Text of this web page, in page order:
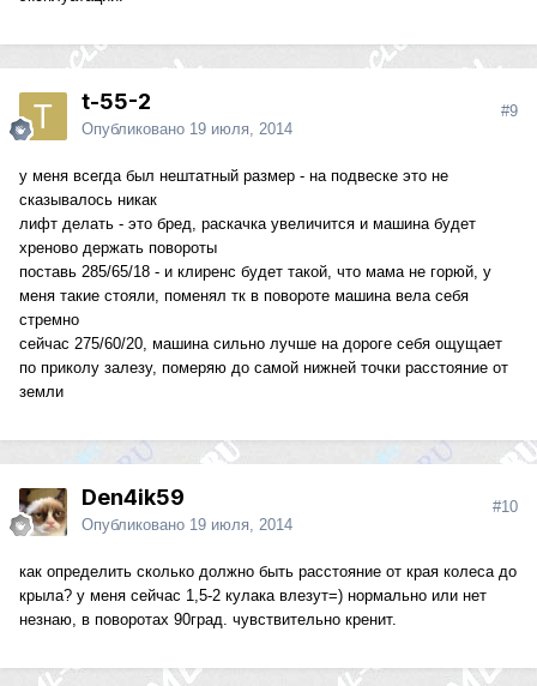
t-55-2
Опубликовано 19 июля, 2014
#9
у меня всегда был нештатный размер - на подвеске это не
сказывалось никак
лифт делать - это бред, раскачка увеличится и машина будет
хреново держать повороты
поставь 285/65/18 - и клиренс будет такой, что мама не горюй, у
меня такие стояли, поменял тк в повороте машина вела себя
стремно
сейчас 275/60/20, машина сильно лучше на дороге себя ощущает
по приколу залезу, померяю до самой нижней точки расстояние от
земли
Den4ik59
Опубликовано 19 июля, 2014
#10
как определить сколько должно быть расстояние от края колеса до
крыла? у меня сейчас 1,5-2 кулака влезут=) нормально или нет
незнаю, в поворотах 90град. чувствительно кренит.